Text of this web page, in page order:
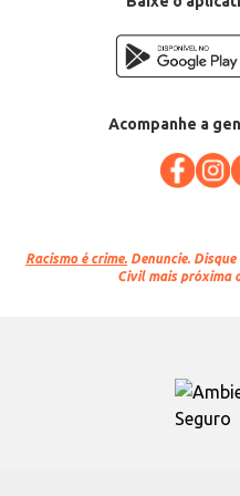
Acompanhe a
Racismo é crime. Denuncie.
Civil mais próxima